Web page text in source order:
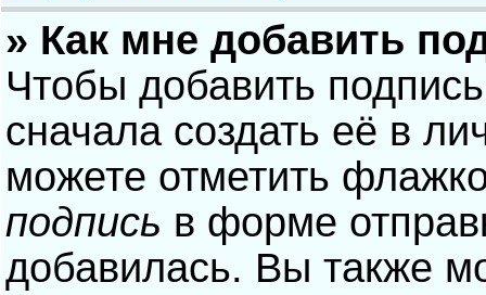
» Как мне добавить
Чтобы добавить
сначала создать её в
можете отметить
подпись в форме
добавилась. Вы также